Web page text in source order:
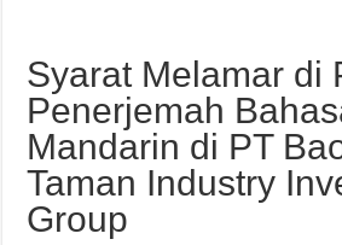
Syarat Melamar di
Penerjemah
Mandarin di PT
Taman Industry
Group